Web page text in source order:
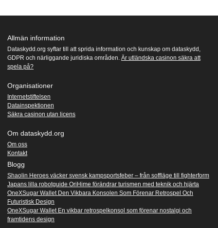
Allmän information
Dataskydd.org syftar till att sprida information och kunskap om dataskydd,
GDPR och närliggande juridiska områden. Är utländska casinon säkra att
spela på?
Organisationer
Internetstiftelsen
Datainspektionen
Säkra casinon utan licens
Om dataskydd.org
Om oss
Kontakt
Blogg
Shaolin Heroes väcker svensk kampsportsfeber – från soffläge till fighterform
Japans lilla robotguide OriHime förändrar turismen med teknik och hjärta
OneXSugar Wallet Den Vikbara Konsolen Som Förenar Retrospel Och
Futuristisk Design
OneXSugar Wallet En vikbar retrospelkonsol som förenar nostalgi och
framtidens design